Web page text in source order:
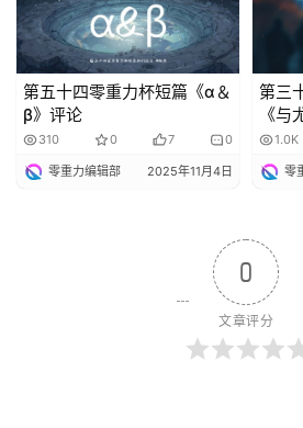
第五十四零重力杯短篇《α＆
β》评论
310 0 7 0
零重力编辑部 2025年11月4日
第三
《与
1.0K
零
0
文章评分